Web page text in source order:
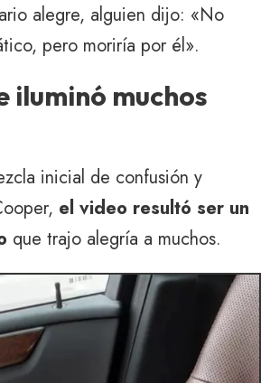
alegre, alguien dijo: «No
pero moriría por él».
iluminó muchos
inicial de confusión y
el video resultó ser un
que trajo alegría a muchos.